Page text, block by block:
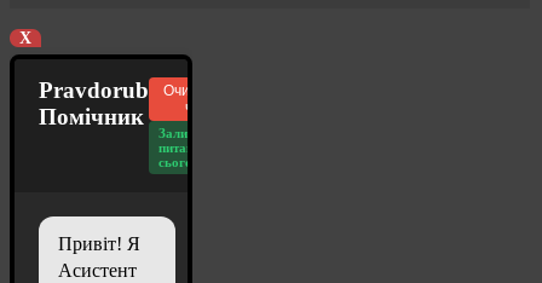
X
Pravdorub
Помічник
Очистити
чат
Залишилось
питань
сьогодні: 20
Привіт! Я
Асистент